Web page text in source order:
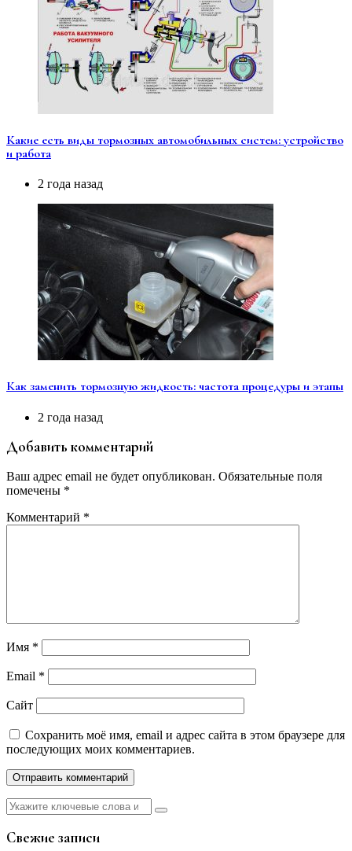
Какие есть виды тормозных автомобильных систем: устройство
и работа
2 года назад
Как заменить тормозную жидкость: частота процедуры и этапы
2 года назад
Добавить комментарий
Ваш адрес email не будет опубликован. Обязательные поля
помечены *
Комментарий *
Имя *
Email *
Сайт
Сохранить моё имя, email и адрес сайта в этом браузере для
последующих моих комментариев.
Найти:
Свежие записи